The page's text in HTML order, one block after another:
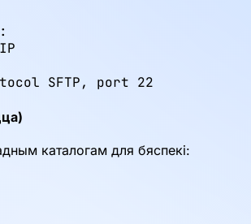
SFTP, port 22
каталогам для бяспекі: